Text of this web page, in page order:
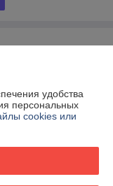
комитет,
удобства
персональных
cookies или